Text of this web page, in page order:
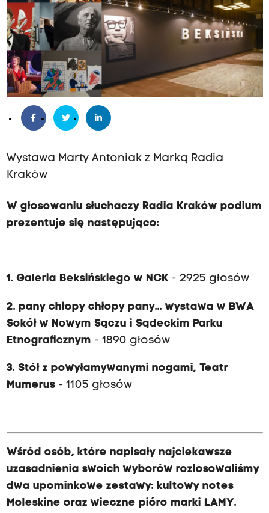
Wystawa Marty Antoniak z Marką Radia
Kraków
W głosowaniu słuchaczy Radia Kraków podium
prezentuje się następująco:
1. Galeria Beksińskiego w NCK- 2925 głosów
2. pany chłopy chłopy pany... wystawa w BWA
Sokół w Nowym Sączu i Sądeckim Parku
Etnograficznym - 1890 głosów
3. Stół z powyłamywanymi nogami, Teatr
Mumerus- 1105 głosów
Wśród osób, które napisały najciekawsze
uzasadnienia swoich wyborów rozlosowaliśmy
dwa upominkowe zestawy: kultowy notes
Moleskine oraz wieczne pióro marki LAMY.